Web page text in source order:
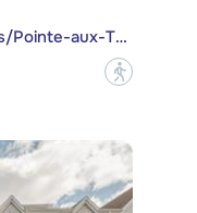
Montréal (Rivière-des-Prairies/Pointe-aux-Trembles)
?